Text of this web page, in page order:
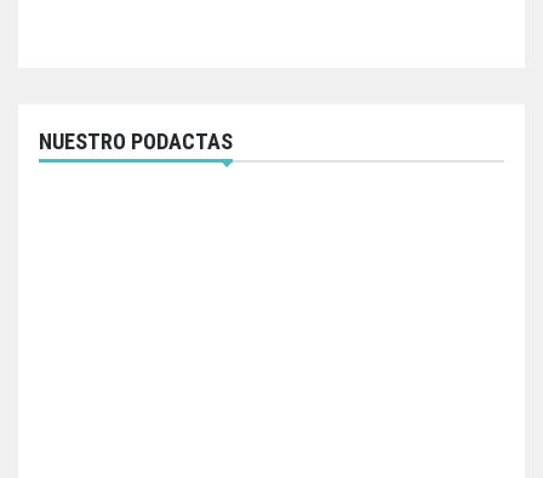
NUESTRO PODACTAS